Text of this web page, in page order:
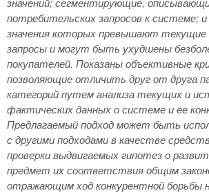
потребительских запросов к системе;
значения которых превышают текущие
запросы и могут быть ухудшены
покупателей. Показаны объективные
позволяющие отличить друг от друга
категорий путем анализа текущих и
фактических данных о системе и ее
Предлагаемый подход может быть
с другими подходами в качестве
проверки выдвигаемых гипотез о
предмет их соответствия общим
отражающим ход конкурентной борьбы